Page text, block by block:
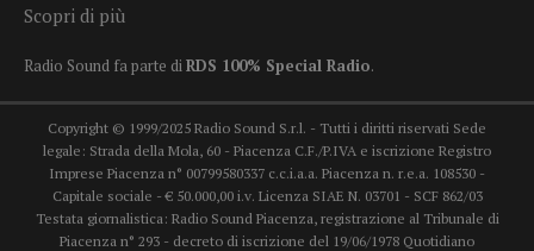
Scopri di più
Radio Sound fa parte diRDS 100% Special Radio.
Copyright © 1999/2025 Radio Sound S.r.l. - Tutti i diritti riservati Sede
legale: Strada della Mola, 60 - Piacenza C.F./P.IVA e iscrizione Registro
Imprese Piacenza n° 00799580337 c.c.i.a.a. Piacenza n. r.e.a. 108530 -
Capitale sociale - € 50.000,00 i.v. Licenza SIAE N. 03701 - SCF 862/03
Testata giornalistica: Radio Sound Piacenza, registrazione al Tribunale di
Piacenza n° 293 - decreto di iscrizione del 19/06/1978 Quotidiano